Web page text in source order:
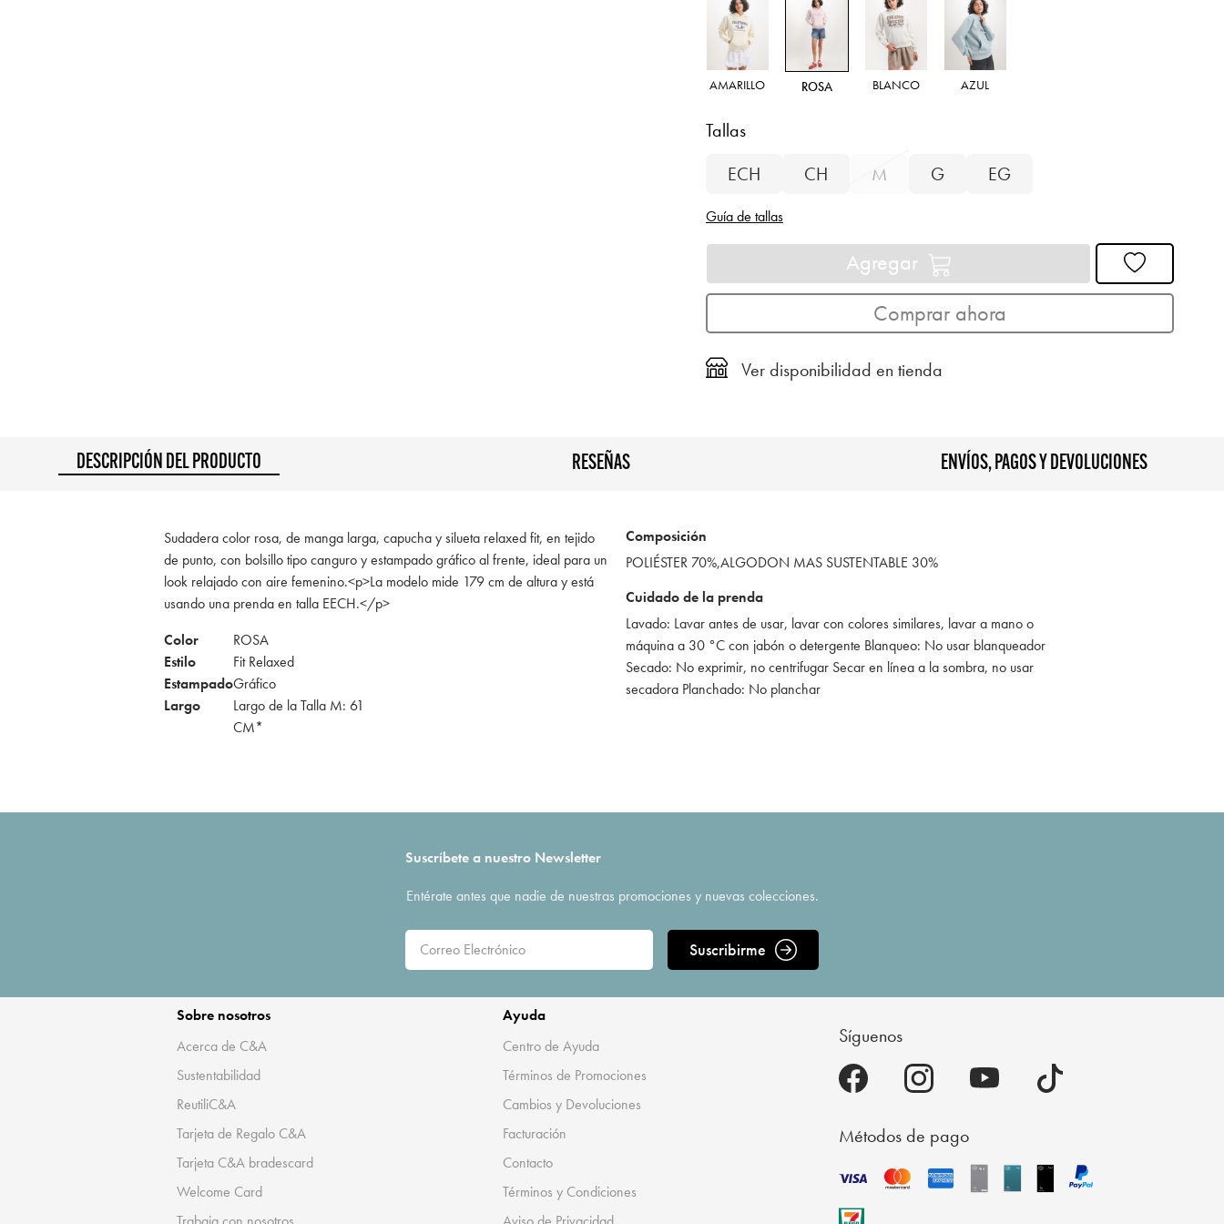
AMARILLO ROSA BLANCO AZUL
Tallas
ECH
CH M G EG
Guía de tallas
Agregar
Comprar ahora
Ver disponibilidad en tienda
DESCRIPCIÓN DEL PRODUCTO RESEÑAS ENVÍOS, PAGOS Y DEVOLUCIONES
Sudadera color rosa, de manga larga, capucha y silueta relaxed fit, en tejido
de punto, con bolsillo tipo canguro y estampado gráfico al frente, ideal para un
look relajado con aire femenino.<p>La modelo mide 179 cm de altura y está
usando una prenda en talla EECH.</p>
Color
ROSA
Estilo
Fit Relaxed
EstampadoGráfico
Largo
Largo de la Talla M: 61
CM*
Composición
POLIÉSTER 70%,ALGODON MAS SUSTENTABLE 30%
Cuidado de la prenda
Lavado: Lavar antes de usar, lavar con colores similares, lavar a mano o
máquina a 30 °C con jabón o detergente Blanqueo: No usar blanqueador
Secado: No exprimir, no centrifugar Secar en línea a la sombra, no usar
secadora Planchado: No planchar
Suscríbete a nuestro Newsletter
Entérate antes que nadie de nuestras promociones y nuevas colecciones.
Suscribirme
Sobre nosotros
Acerca de C&A
Sustentabilidad
ReutiliC&A
Tarjeta de Regalo C&A
Tarjeta C&A bradescard
Welcome Card
Ayuda
Centro de Ayuda
Términos de Promociones
Cambios y Devoluciones
Facturación
Contacto
Términos y Condiciones
Síguenos
Métodos de pago